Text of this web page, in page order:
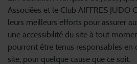
Associées et le Club AIFFRES JUDO
leurs meilleurs efforts pour assurer
une accessibilité du site à tout
pourront être tenus responsables en
site, pour quelque cause que ce soit.